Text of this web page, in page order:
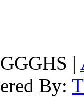
|
By: